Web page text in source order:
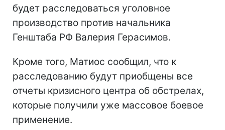
будет расследоваться уголовное
производство против начальника
Генштаба РФ Валерия Герасимов.
Кроме того, Матиос сообщил, что к
расследованию будут приобщены все
отчеты кризисного центра об обстрелах,
которые получили уже массовое боевое
применение.